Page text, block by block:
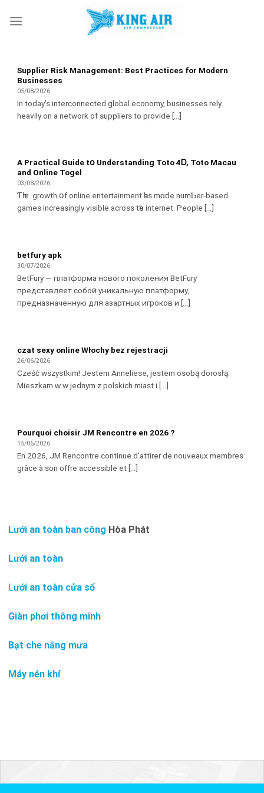
Supplier Risk Management: Best Practices for Modern
Businesses
05/08/2026
In today’s interconnected global economy, businesses rely
heavily on a network of suppliers to provide [...]
А Practical Guide tօ Understanding Toto 4Ꭰ, Toto Macau
and Online Togel
03/08/2026
Ƭһｅ growth օf online entertainment һаѕ mɑԁe numƄеr-based
games increasingly visible across tһe internet. People [...]
betfury apk
30/07/2026
BetFury — платформа нового поколения BetFury
представляет собой уникальную платформу,
предназначенную для азартных игроков и [...]
czat sexy online Włochy bez rejestracji
26/06/2026
Cześć wszystkim! Jestem Anneliese, jestem osobą dorosłą.
Mieszkam ԝ w jednym z polskich miast і [...]
Pourquoi choisir JM Rencontre en 2026 ?
15/06/2026
En 2026, JM Rencontre continue d’attirer de nouveaux membres
grâce à son offre accessible et [...]
Lưới an toàn ban công Hòa Phát
Lưới an toàn
Lưới an toàn cửa sổ
Giàn phơi thông minh
Bạt che nắng mưa
Máy nén khí